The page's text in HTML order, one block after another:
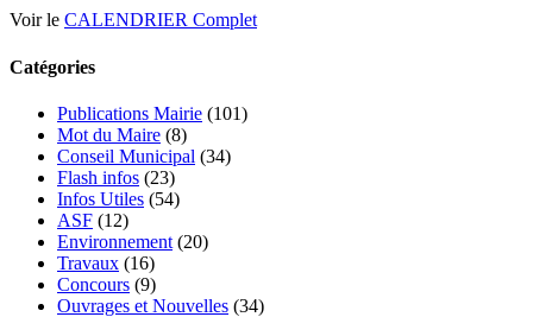
Voir le CALENDRIER Complet
Catégories
Publications Mairie (101)
Mot du Maire (8)
Conseil Municipal (34)
Flash infos (23)
Infos Utiles (54)
ASF (12)
Environnement (20)
Travaux (16)
Concours (9)
Ouvrages et Nouvelles (34)